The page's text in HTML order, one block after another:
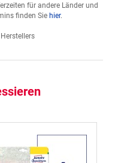
für andere Länder und
finden Sie hier.